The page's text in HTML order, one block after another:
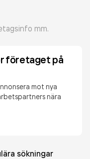
mm.
företaget på
mot nya
nära
sökningar